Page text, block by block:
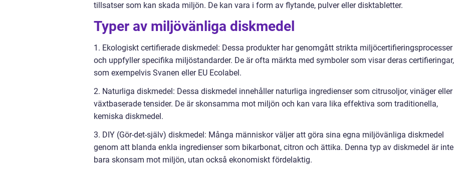
tillsatser som kan skada miljön. De kan vara i form av flytande, pulver eller disktabletter.
Typer av miljövänliga diskmedel
1. Ekologiskt certifierade diskmedel: Dessa produkter har genomgått strikta miljöcertifieringsprocesser
och uppfyller specifika miljöstandarder. De är ofta märkta med symboler som visar deras certifieringar,
som exempelvis Svanen eller EU Ecolabel.
2. Naturliga diskmedel: Dessa diskmedel innehåller naturliga ingredienser som citrusoljor, vinäger eller
växtbaserade tensider. De är skonsamma mot miljön och kan vara lika effektiva som traditionella,
kemiska diskmedel.
3. DIY (Gör-det-själv) diskmedel: Många människor väljer att göra sina egna miljövänliga diskmedel
genom att blanda enkla ingredienser som bikarbonat, citron och ättika. Denna typ av diskmedel är inte
bara skonsam mot miljön, utan också ekonomiskt fördelaktig.